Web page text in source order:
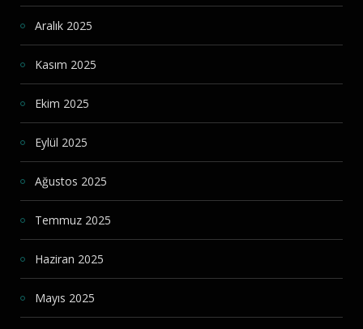
Aralık 2025
Kasım 2025
Ekim 2025
Eylül 2025
Ağustos 2025
Temmuz 2025
Haziran 2025
Mayıs 2025